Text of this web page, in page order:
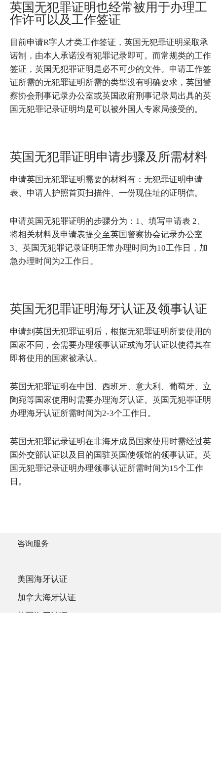
英国无犯罪证明也经常被用于办理工
作许可以及工作签证
目前申请R字人才类工作签证，英国无犯罪证明采取承
诺制，由本人承诺没有犯罪记录即可。而常规类的工作
签证，英国无犯罪证明是必不可少的文件。申请工作签
证所需的无犯罪证明所需的类型没有明确要求，英国警
察协会刑事记录办公室或英国政府刑事记录局出具的英
国无犯罪记录证明均是可以被外国人专家局接受的。
英国无犯罪证明申请步骤及所需材料
申请英国无犯罪证明需要的材料有：无犯罪证明申请
表、申请人护照首页扫描件、一份现住址的证明信。
申请英国无犯罪证明的步骤分为：1、填写申请表 2、
将相关材料及申请表提交至英国警察协会记录办公室
3、英国无犯罪记录证明正常办理时间为10工作日，加
急办理时间为2工作日。
英国无犯罪证明海牙认证及领事认证
申请到英国无犯罪证明后，根据无犯罪证明所要使用的
国家不同，会需要办理领事认证或海牙认证以使得其在
即将使用的国家被承认。
英国无犯罪证明在中国、西班牙、意大利、葡萄牙、立
陶宛等国家使用时需要办理海牙认证。英国无犯罪证明
办理海牙认证所需时间为2-3个工作日。
英国无犯罪记录证明在非海牙成员国家使用时需经过英
国外交部认证以及目的国驻英国使领馆的领事认证。英
国无犯罪记录证明办理领事认证所需时间为15个工作
日。
咨询服务
美国海牙认证
加拿大海牙认证